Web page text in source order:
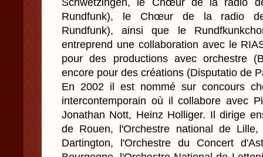
Schwetzingen, le Chœur de la radio
Rundfunk), le Chœur de la radio de
Rundfunk), ainsi que le
entreprend une collaboration avec le
pour des productions avec orchestre
encore pour des créations (Disputatio de
En 2002 il est nommé sur concours
intercontemporain où il collabore avec
Jonathan Nott, Heinz Holliger. Il dirige
de Rouen, l'Orchestre national de
Dartington, l'Orchestre du Concert